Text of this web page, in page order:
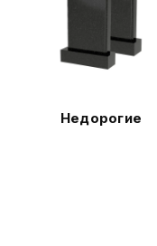
Недорогие